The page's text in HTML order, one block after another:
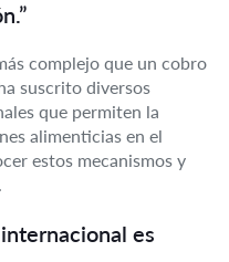
complejo que un cobro
suscrito diversos
que permiten la
alimenticias en el
estos mecanismos y
es